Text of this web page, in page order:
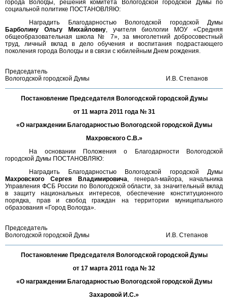
города Вологды, решения комитета Вологодской городской Думы по
социальной политике ПОСТАНОВЛЯЮ:
Наградить Благодарностью Вологодской городской Думы
Барболину Ольгу Михайловну, учителя биологии МОУ «Средняя
общеобразовательная школа № 7», за многолетний добросовестный
труд, личный вклад в дело обучения и воспитания подрастающего
поколения города Вологды и в связи с юбилейным Днем рождения.
Председатель
Вологодской городской Думы
И.В. Степанов
Постановление Председателя Вологодской городской Думы
от 11 марта 2011 года № 31
«О награждении Благодарностью Вологодской городской Думы
Махровского С.В.»
На основании Положения о Благодарности Вологодской
городской Думы ПОСТАНОВЛЯЮ:
Наградить Благодарностью Вологодской городской Думы
Махровского Сергея Владимировича, генерал-майора, начальника
Управления ФСБ России по Вологодской области, за значительный вклад
в защиту национальных интересов, обеспечение конституционного
порядка, прав и свобод граждан на территории муниципального
образования «Город Вологда».
Председатель
Вологодской городской Думы
И.В. Степанов
Постановление Председателя Вологодской городской Думы
от 17 марта 2011 года № 32
«О награждении Благодарностью Вологодской городской Думы
Захаровой И.С.»